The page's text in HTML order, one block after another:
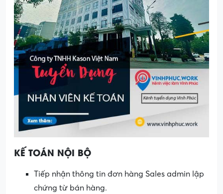
KẾ TOÁN NỘI BỘ
Tiếp nhận thông tin đơn hàng Sales admin lập
chứng từ bán hàng.